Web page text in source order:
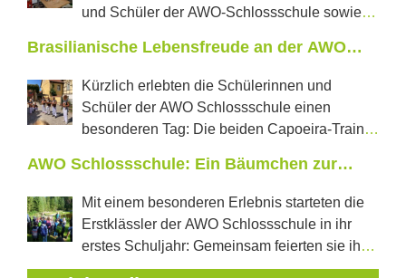
und Schüler der AWO-Schlossschule sowie
Roboter und selbstfahrende Autos zum Leben. In
jeweils zwei Projekttagen konnten die Jugendlichen
erproben, was in den vom Förderverein Castillo e.V.
mit einer Förderung der LEADER Aktionsgruppe
Wert von über 6600 € steckt. Frau Wolschendorf,
Vorsitzende des Schulfördervereins, betreute die
Projekttage und führte die Jugendlichen in die
Grundlagen der Programmierung ein. Nachdem einige
Basisbefehle von ihr vermittelt wurden, konnte die
Brasilianische Lebensfreude an der AWO
Kürzlich erlebten die Schülerinnen und
Schüler der AWO Schlossschule einen
besonderen Tag: Die beiden Capoeira-Trainer
gemeinsam mit weiteren drei brasilianischen
Capoeiratrainern an die Schule. Einer der Gäste war
sogar der frühere Lehrer von Mestre Rathino – ein
Wiedersehen mit viel Energie und Freude. In der
AWO Schlossschule: Ein Bäumchen zur
Mit einem besonderen Erlebnis starteten die
Erstklässler der AWO Schlossschule in ihr
erstes Schuljahr: Gemeinsam feierten sie ihre
Waldschuleinführung im nahegelegenen Forst am